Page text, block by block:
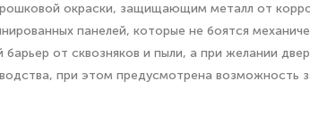
окраски, защищающим металл от
панелей, которые не боятся
от сквозняков и пыли, а при желании
при этом предусмотрена возможность